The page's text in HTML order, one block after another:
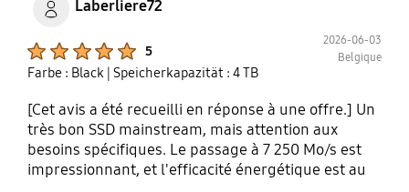
Laberliere72
5
2026-06-03
Belgique
Farbe : Black | Speicherkapazität : 4 TB
[Cet avis a été recueilli en réponse à une offre.] Un
très bon SSD mainstream, mais attention aux
besoins spécifiques. Le passage à 7 250 Mo/s est
impressionnant, et l'efficacité énergétique est au